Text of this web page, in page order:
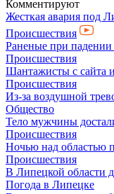
Комментируют
Жесткая авария под
Происшествия
Раненые при падении
Происшествия
Шантажисты с сайта
Происшествия
Из-за воздушной
Общество
Тело мужчины
Происшествия
Ночью над областью
Происшествия
В Липецкой области
Погода в Липецке